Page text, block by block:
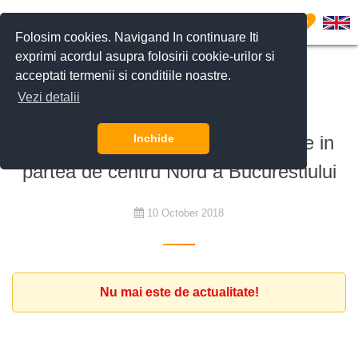
Folosim cookies. Navigand In continuare Iti
exprimi acordul asupra folosirii cookie-urilor si
acceptati termenii si conditiile noastre.
Vezi detalii
Inchide
0
De cumpărat
apartament cu minim 2 dormitoare in
partea de centru Nord a Bucurestiului
10 October 2018
Nu mai este de actualitate!